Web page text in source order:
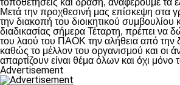
τοποθετήσεις και δράση, αναφέρουμε τα
Μετά την προχθεσινή μας επίσκεψη στα
την διακοπή του διοικητικού συμβουλίου
διαδικασίας σήμερα Τέταρτη, πρέπει να
του λαού του ΠΑΟΚ την αλήθεια από την
καθώς το μέλλον του οργανισμού και οι
απαρτίζουν είναι θέμα όλων και όχι
Advertisement